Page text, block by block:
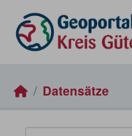
Datensätze